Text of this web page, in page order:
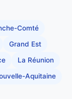
Comté
Grand Est
La Réunion
Aquitaine